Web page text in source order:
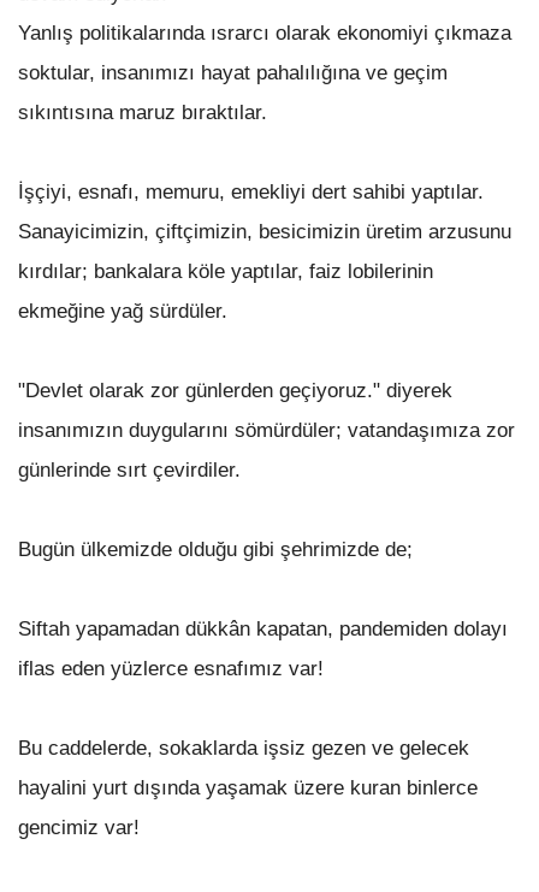
Yanlış politikalarında ısrarcı olarak ekonomiyi çıkmaza
soktular, insanımızı hayat pahalılığına ve geçim
sıkıntısına maruz bıraktılar.
İşçiyi, esnafı, memuru, emekliyi dert sahibi yaptılar.
Sanayicimizin, çiftçimizin, besicimizin üretim arzusunu
kırdılar; bankalara köle yaptılar, faiz lobilerinin
ekmeğine yağ sürdüler.
"Devlet olarak zor günlerden geçiyoruz." diyerek
insanımızın duygularını sömürdüler; vatandaşımıza zor
günlerinde sırt çevirdiler.
Bugün ülkemizde olduğu gibi şehrimizde de;
Siftah yapamadan dükkân kapatan, pandemiden dolayı
iflas eden yüzlerce esnafımız var!
Bu caddelerde, sokaklarda işsiz gezen ve gelecek
hayalini yurt dışında yaşamak üzere kuran binlerce
gencimiz var!